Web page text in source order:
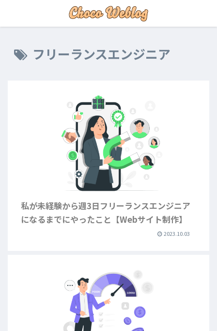
フリーランスエンジニア
私が未経験から週3日フリーランスエンジニア
になるまでにやったこと【Webサイト制作】
2023.10.03